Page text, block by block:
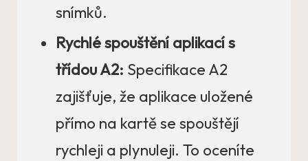
snímků.
Rychlé spouštění aplikací s
třídou A2: Specifikace A2
zajišťuje, že aplikace uložené
přímo na kartě se spouštějí
rychleji a plynuleji. To oceníte